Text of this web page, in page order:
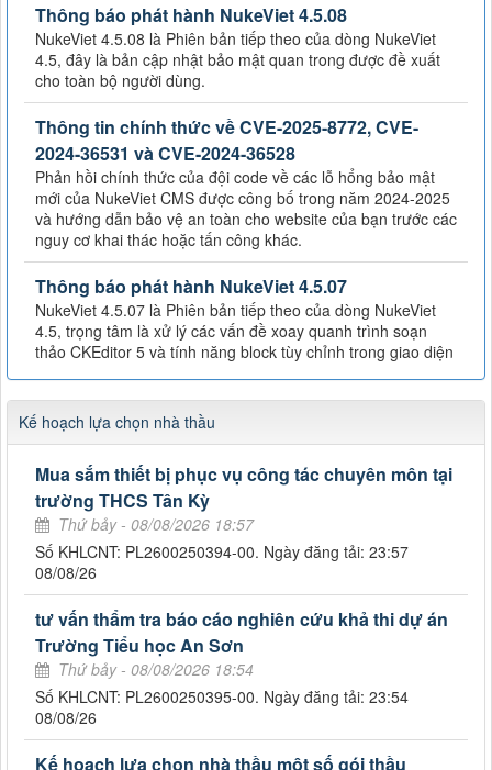
Thông báo phát hành NukeViet 4.5.08
NukeViet 4.5.08 là Phiên bản tiếp theo của dòng NukeViet
4.5, đây là bản cập nhật bảo mật quan trong được đề xuất
cho toàn bộ người dùng.
Thông tin chính thức về CVE-2025-8772, CVE-
2024-36531 và CVE-2024-36528
Phản hồi chính thức của đội code về các lỗ hổng bảo mật
mới của NukeViet CMS được công bố trong năm 2024-2025
và hướng dẫn bảo vệ an toàn cho website của bạn trước các
nguy cơ khai thác hoặc tấn công khác.
Thông báo phát hành NukeViet 4.5.07
NukeViet 4.5.07 là Phiên bản tiếp theo của dòng NukeViet
4.5, trọng tâm là xử lý các vấn đề xoay quanh trình soạn
thảo CKEditor 5 và tính năng block tùy chỉnh trong giao diện
Kế hoạch lựa chọn nhà thầu
Mua sắm thiết bị phục vụ công tác chuyên môn tại
trường THCS Tân Kỳ
Thứ bảy - 08/08/2026 18:57
Số KHLCNT: PL2600250394-00. Ngày đăng tải: 23:57
08/08/26
tư vấn thẩm tra báo cáo nghiên cứu khả thi dự án
Trường Tiểu học An Sơn
Thứ bảy - 08/08/2026 18:54
Số KHLCNT: PL2600250395-00. Ngày đăng tải: 23:54
08/08/26
Kế hoạch lựa chọn nhà thầu một số gói thầu